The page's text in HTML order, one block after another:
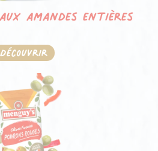
amandes entières
Découvrir